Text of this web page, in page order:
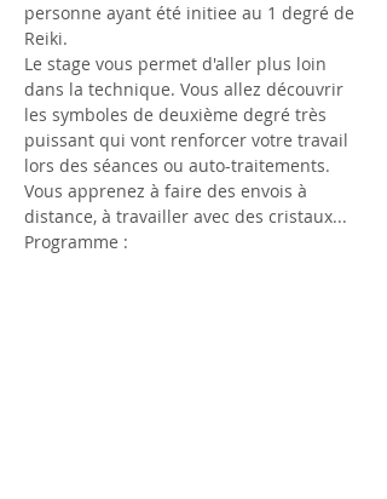
personne ayant été initiee au 1 degré de
Reiki.
Le stage vous permet d'aller plus loin
dans la technique. Vous allez découvrir
les symboles de deuxième degré très
puissant qui vont renforcer votre travail
lors des séances ou auto-traitements.
Vous apprenez à faire des envois à
distance, à travailler avec des cristaux...
Programme :